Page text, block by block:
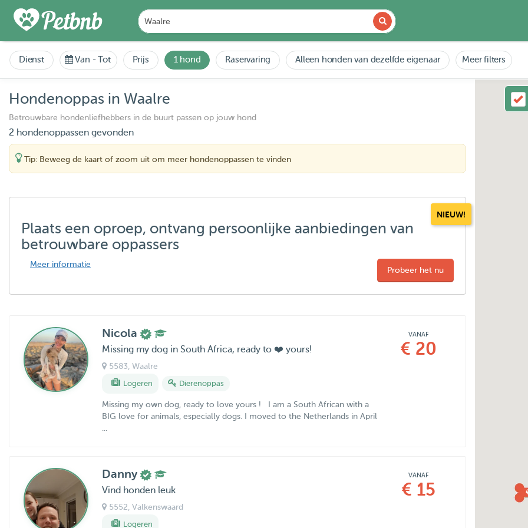
Dienst Van -Tot Prijs 1 hond Raservaring Alleen honden van dezelfde eigenaar Meer filters
Hondenoppas in Waalre
Betrouwbare hondenliefhebbers in de buurt passen op jouw hond
2 hondenoppassen gevonden
Tip: Beweeg de kaart of zoom uit om meer hondenoppassen te vinden
NIEUW!
Plaats een oproep, ontvang persoonlijke aanbiedingen van
betrouwbare oppassers
Meer informatie
Probeer het nu
Nicola
Missing my dog in South Africa, ready to ❤️ yours!
5583 , Waalre
Logeren
Dierenoppas
Missing my own dog, ready to love yours ! I am a South African with a
BIG love for animals, especially dogs. I moved to the Netherlands in April
VANAF
€ 20
Danny
Vind honden leuk
5552 , Valkenswaard
Logeren
VANAF
€ 15